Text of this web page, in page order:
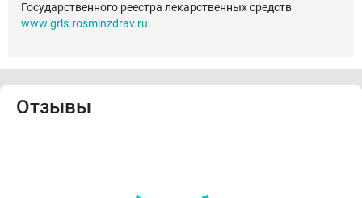
Государственного реестра лекарственных средств
www.grls.rosminzdrav.ru.
Отзывы